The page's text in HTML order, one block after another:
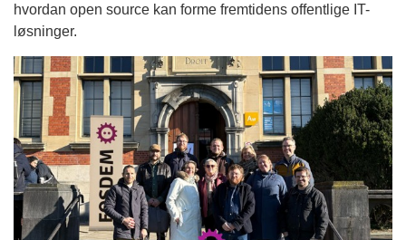
hvordan open source kan forme fremtidens offentlige IT-
løsninger.